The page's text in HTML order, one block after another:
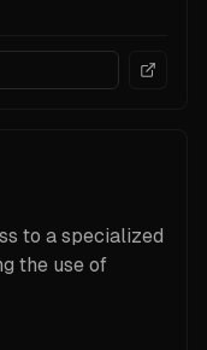
to a specialized
the use of